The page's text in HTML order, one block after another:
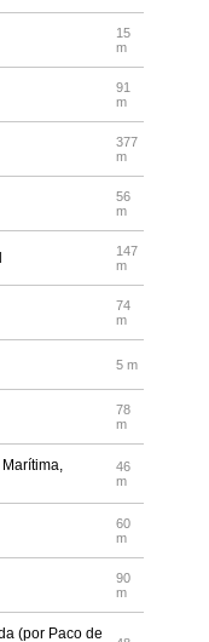
15
m
91
m
377
m
56
m
147
m
74
m
5 m
78
m
46
m
60
m
90
m
(por Paco de